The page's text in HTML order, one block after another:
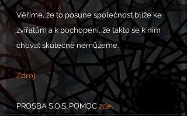
Věříme, že to posune společnost blíže ke
zvířatům a k pochopení, že takto se k nim
chovat skutečně nemůžeme.
Zdroj.
PROSBA S.O.S. POMOC zde.